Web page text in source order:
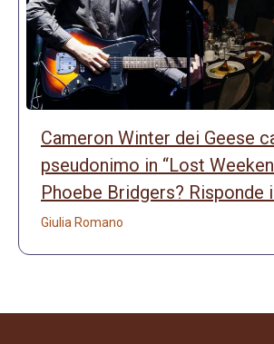
Cameron Winter dei Geese
pseudonimo in “Lost
Phoebe Bridgers? Risponde
Giulia Romano